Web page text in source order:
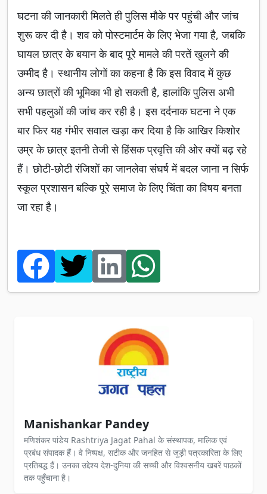
घटना की जानकारी मिलते ही पुलिस मौके पर पहुंची और जांच
शुरू कर दी है। शव को पोस्टमार्टम के लिए भेजा गया है, जबकि
घायल छात्र के बयान के बाद पूरे मामले की परतें खुलने की
उम्मीद है। स्थानीय लोगों का कहना है कि इस विवाद में कुछ
अन्य छात्रों की भूमिका भी हो सकती है, हालांकि पुलिस अभी
सभी पहलुओं की जांच कर रही है। इस दर्दनाक घटना ने एक
बार फिर यह गंभीर सवाल खड़ा कर दिया है कि आखिर किशोर
उम्र के छात्र इतनी तेजी से हिंसक प्रवृत्ति की ओर क्यों बढ़ रहे
हैं। छोटी-छोटी रंजिशों का जानलेवा संघर्ष में बदल जाना न सिर्फ
स्कूल प्रशासन बल्कि पूरे समाज के लिए चिंता का विषय बनता
जा रहा है।
Manishankar Pandey
मणिशंकर पांडेय Rashtriya Jagat Pahal के संस्थापक, मालिक एवं
प्रबंध संपादक हैं। वे निष्पक्ष, सटीक और जनहित से जुड़ी पत्रकारिता के लिए
प्रतिबद्ध हैं। उनका उद्देश्य देश-दुनिया की सच्ची और विश्वसनीय खबरें पाठकों
तक पहुँचाना है।